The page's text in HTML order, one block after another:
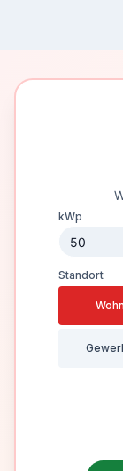
kWp
Standort